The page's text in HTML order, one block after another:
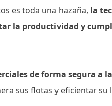
es toda una hazaña, la
la productividad y
de forma segura a la
sus flotas y eficientar su